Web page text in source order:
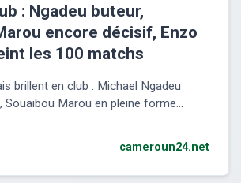
: Ngadeu buteur,
encore décisif, Enzo
les 100 matchs
brillent en club : Michael Ngadeu
Souaibou Marou en pleine forme...
cameroun24.net